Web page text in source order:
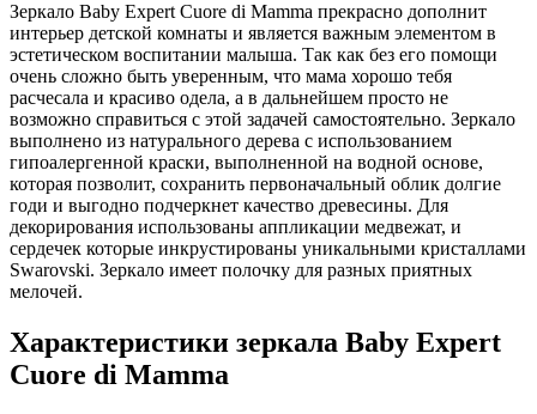
Зеркало Baby Expert Cuore di Mamma прекрасно дополнит
интерьер детской комнаты и является важным элементом в
эстетическом воспитании малыша. Так как без его помощи
очень сложно быть уверенным, что мама хорошо тебя
расчесала и красиво одела, а в дальнейшем просто не
возможно справиться с этой задачей самостоятельно. Зеркало
выполнено из натурального дерева с использованием
гипоалергенной краски, выполненной на водной основе,
которая позволит, сохранить первоначальный облик долгие
годи и выгодно подчеркнет качество древесины. Для
декорирования использованы аппликации медвежат, и
сердечек которые инкрустированы уникальными кристаллами
Swarovski. Зеркало имеет полочку для разных приятных
мелочей.
Характеристики зеркала Baby Expert
Cuore di Mamma